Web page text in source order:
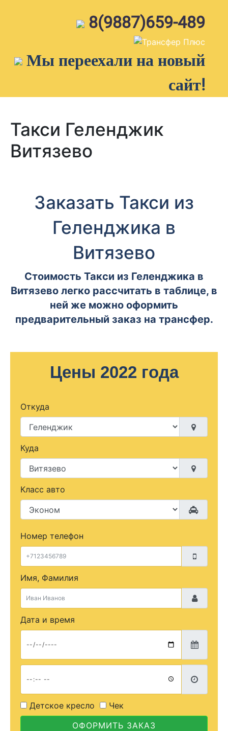
8(9887)659-489
Мы переехали на новый
сайт!
Такси Геленджик
Витязево
Заказать Такси из
Геленджика в
Витязево
Стоимость Такси из Геленджика в
Витязево легко рассчитать в таблице, в
ней же можно оформить
предварительный заказ на трансфер.
Цены 2022 года
Откуда
Куда
Класс авто
Номер телефон
Имя, Фамилия
Дата и время
Детское кресло
Чек
ОФОРМИТЬ ЗАКАЗ